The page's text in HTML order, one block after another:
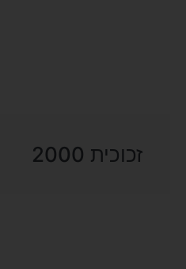
זכוכית 2000